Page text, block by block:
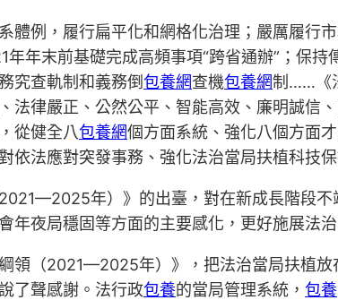
例，履行扁平化和網格化治理；嚴厲履行市
年末前基礎完成高頻事項“跨省通辦”；保持
究查軌制和義務倒包養網查機包養網制……《
法律嚴正、公然公平、智能高效、廉明誠信
從健全八包養網個方面系統、強化八個方面
依法應對突發事務、強化法治當局扶植科技
年）》的出臺，對在新成長階段不
年夜局穩固等方面的主要感化，更好施展法
（2021—2025年）》，把法治當局扶植放
了聲感謝。法行政包養的當局管理系統， 包養